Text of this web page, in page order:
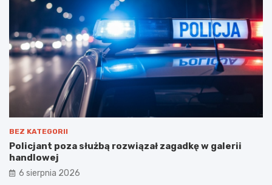
BEZ KATEGORII
Policjant poza służbą rozwiązał zagadkę w galerii
handlowej
6 sierpnia 2026